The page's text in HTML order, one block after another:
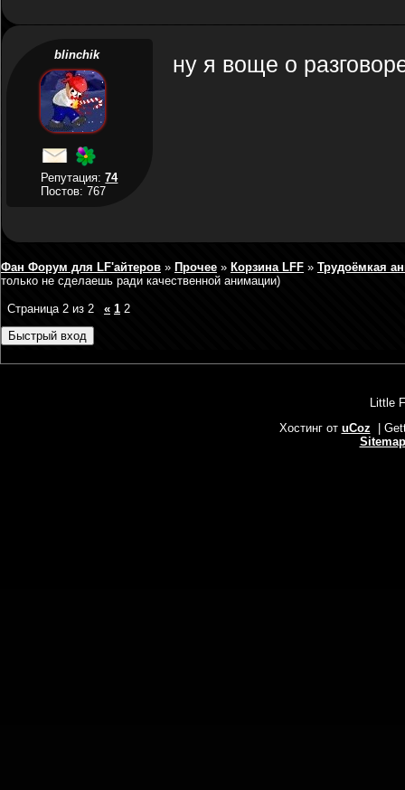
blinchik
Репутация:74
Постов: 767
ну я воще о
Фан Форум для LF'айтеров » Прочее » Корзина LFF » Трудоёмкая
только не сделаешь ради качественной анимации)
Страница 2 из 2 « 1 2
Little
Хостинг от uCoz
|